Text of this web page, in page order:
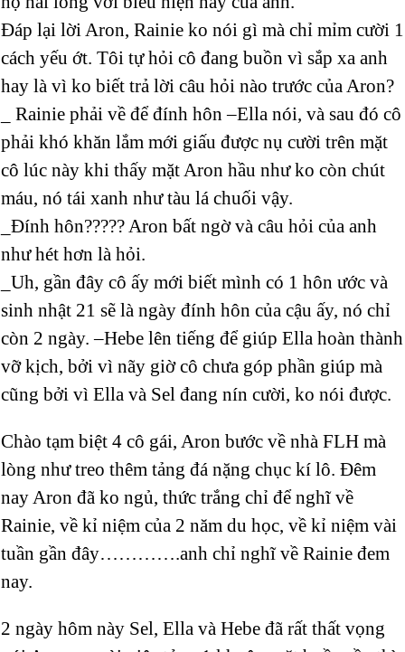
Đáp lại lời Aron, Rainie ko nói gì mà chỉ mỉm cười 1
cách yếu ớt. Tôi tự hỏi cô đang buồn vì sắp xa anh
hay là vì ko biết trả lời câu hỏi nào trước của Aron?
_ Rainie phải về để đính hôn –Ella nói, và sau đó cô
phải khó khăn lắm mới giấu được nụ cười trên mặt
cô lúc này khi thấy mặt Aron hầu như ko còn chút
máu, nó tái xanh như tàu lá chuối vậy.
_Đính hôn????? Aron bất ngờ và câu hỏi của anh
như hét hơn là hỏi.
_Uh, gần đây cô ấy mới biết mình có 1 hôn ước và
sinh nhật 21 sẽ là ngày đính hôn của cậu ấy, nó chỉ
còn 2 ngày. –Hebe lên tiếng để giúp Ella hoàn thành
vỡ kịch, bởi vì nãy giờ cô chưa góp phần giúp mà
cũng bởi vì Ella và Sel đang nín cười, ko nói được.
Chào tạm biệt 4 cô gái, Aron bước về nhà FLH mà
lòng như treo thêm tảng đá nặng chục kí lô. Đêm
nay Aron đã ko ngủ, thức trắng chỉ để nghĩ về
Rainie, về kỉ niệm của 2 năm du học, về kỉ niệm vài
tuần gần đây………….anh chỉ nghĩ về Rainie đem
nay.
2 ngày hôm này Sel, Ella và Hebe đã rất thất vọng